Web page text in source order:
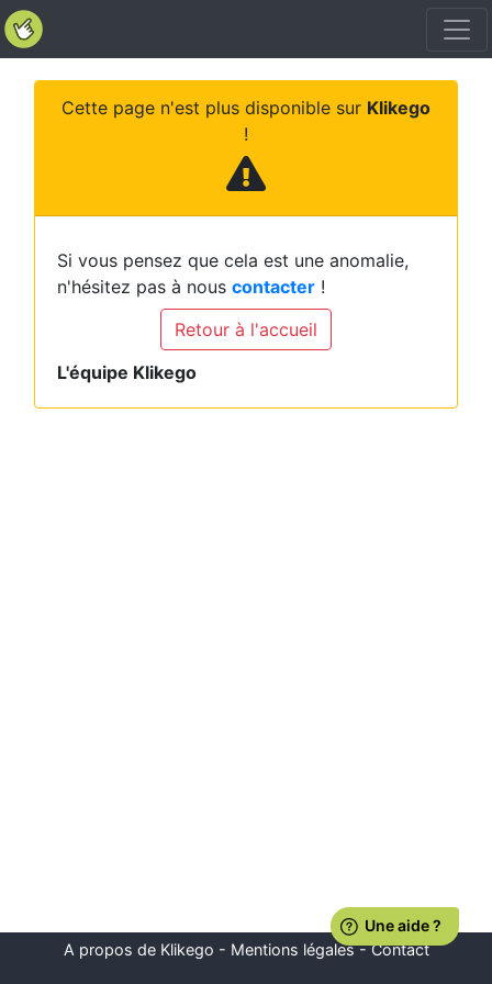
Cette page n'est plus disponible sur Klikego
!
Si vous pensez que cela est une anomalie,
n'hésitez pas à nous contacter !
Retour à l'accueil
L'équipe Klikego
A propos de Klikego - Mentions légales-Contact